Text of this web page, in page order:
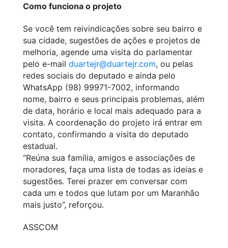
Como funciona o projeto
Se você tem reivindicações sobre seu bairro e
sua cidade, sugestões de ações e projetos de
melhoria, agende uma visita do parlamentar
pelo e-mail duartejr@duartejr.com, ou pelas
redes sociais do deputado e ainda pelo
WhatsApp (98) 99971-7002, informando
nome, bairro e seus principais problemas, além
de data, horário e local mais adequado para a
visita. A coordenação do projeto irá entrar em
contato, confirmando a visita do deputado
estadual.
“Reúna sua família, amigos e associações de
moradores, faça uma lista de todas as ideias e
sugestões. Terei prazer em conversar com
cada um e todos que lutam por um Maranhão
mais justo”, reforçou.
ASSCOM